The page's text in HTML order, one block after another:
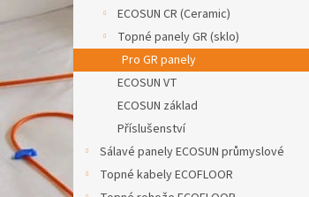
ECOSUN CR (Ceramic)
Topné panely GR (sklo)
Pro GR panely
ECOSUN VT
ECOSUN základ
Příslušenství
Sálavé panely ECOSUN průmyslové
Topné kabely ECOFLOOR